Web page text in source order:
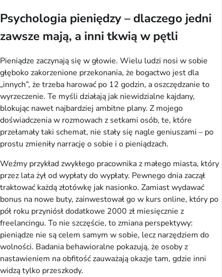
Psychologia pieniędzy – dlaczego jedni
zawsze mają, a inni tkwią w pętli
Pieniądze zaczynają się w głowie. Wielu ludzi nosi w sobie
głęboko zakorzenione przekonania, że bogactwo jest dla
„innych”, że trzeba harować po 12 godzin, a oszczędzanie to
wyrzeczenie. Te myśli działają jak niewidzialne kajdany,
blokując nawet najbardziej ambitne plany. Z mojego
doświadczenia w rozmowach z setkami osób, te, które
przełamały taki schemat, nie stały się nagle geniuszami – po
prostu zmieniły narrację o sobie i o pieniądzach.
Weźmy przykład zwykłego pracownika z małego miasta, który
przez lata żył od wypłaty do wypłaty. Pewnego dnia zaczął
traktować każdą złotówkę jak nasionko. Zamiast wydawać
bonus na nowe buty, zainwestował go w kurs online, który po
pół roku przyniósł dodatkowe 2000 zł miesięcznie z
freelancingu. To nie szczęście, to zmiana perspektywy:
pieniądze nie są celem samym w sobie, lecz narzędziem do
wolności. Badania behawioralne pokazują, że osoby z
nastawieniem na obfitość zauważają okazje tam, gdzie inni
widzą tylko przeszkody.